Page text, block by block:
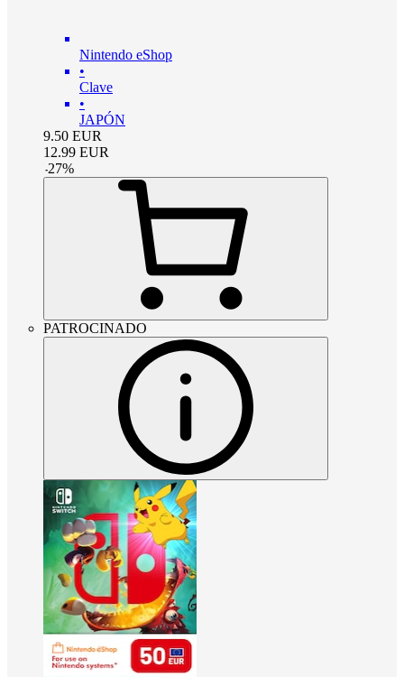
Nintendo eShop
•
Clave
•
JAPÓN
9.50 EUR
12.99 EUR
-27%
PATROCINADO